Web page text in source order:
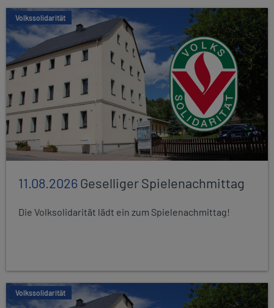
Volkssolidarität
11.08.2026Geselliger Spielenachmittag
Die Volksolidarität lädt ein zum Spielenachmittag!
Volkssolidarität